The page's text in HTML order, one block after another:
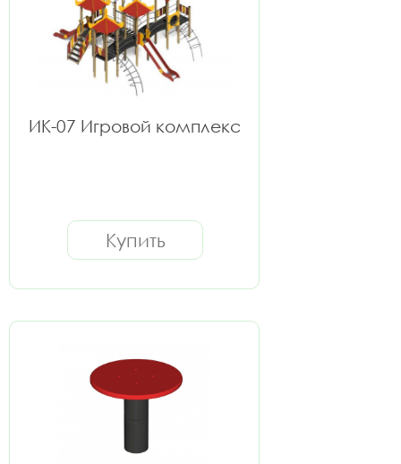
ИК-07 Игровой комплекс
Купить